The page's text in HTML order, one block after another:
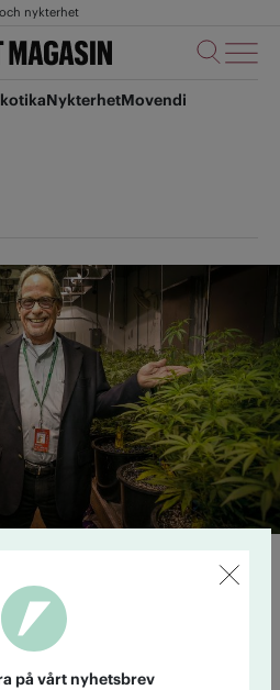
nykterhet
NykterhetMovendi
platsen
är det lättare att hitta en
McDonalds eller Starbucks. En
inflytande ända in i kongressen
på vårt nyhetsbrev